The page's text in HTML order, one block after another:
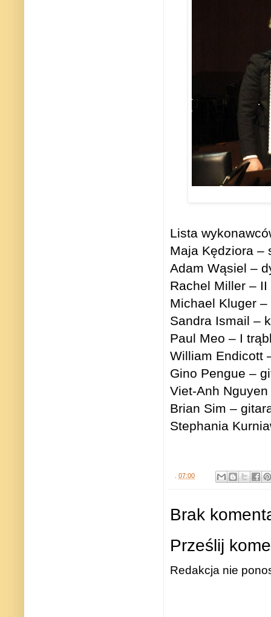
Lista
Maja Kędziora –
Adam Wąsiel –
Rachel Miller –
Michael Kluger
Sandra Ismail –
Paul Meo – I
William Endicott
Gino Pengue –
Viet-Anh
Brian Sim –
Stephania
07:00
Brak
Prześlij
Redakcja nie